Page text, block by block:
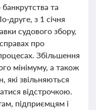
та
друге, з 1 січня
судового збору,
про
Збільшення
мінімуму, а також
які звільняються
відстрочкою.
підприємцям і